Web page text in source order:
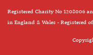
Registered Charity No 1208006
in England & Wales - Registered